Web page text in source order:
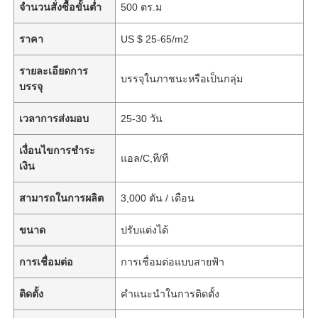
จำนวนสั่งซื้อขั้นต่ำ 500 ตร.ม
ราคา US $ 25-65/m2
รายละเอียดการ
บรรจุ
บรรจุในภาชนะหรือเป็นกลุ่ม
เวลาการส่งมอบ 25-30 วัน
เงื่อนไขการชำระ
เงิน
แอล/C,ที/ที
สามารถในการผลิต 3,000 ตัน / เดือน
ขนาด ปรับแต่งได้
การเชื่อมต่อ การเชื่อมต่อแบบสายฟ้า
ติดตั้ง คำแนะนำในการติดตั้ง